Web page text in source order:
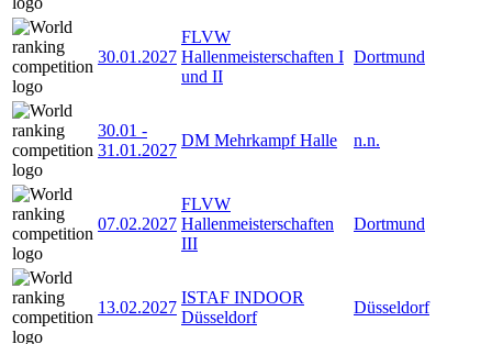
30.01.2027
FLVW
Hallenmeisterschaften I
und II
Dortmund
30.01 -
31.01.2027
DM Mehrkampf Halle n.n.
07.02.2027
FLVW
Hallenmeisterschaften
III
Dortmund
13.02.2027
ISTAF INDOOR
Düsseldorf
Düsseldorf